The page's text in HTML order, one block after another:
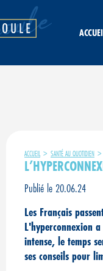
ACCUEIL > SANTÉ AU QUOTIDIEN >
Publié le 20.06.24
Les Français
L'hyperconnexion
intense, le temps
ses conseils pour